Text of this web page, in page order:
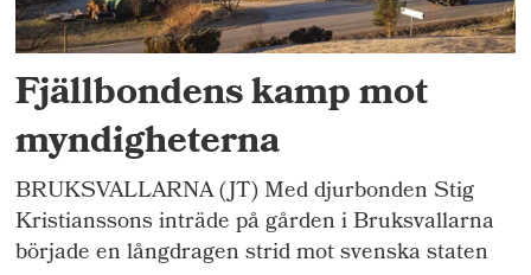
Fjällbondens kamp mot
myndigheterna
BRUKSVALLARNA (JT) Med djurbonden Stig
Kristianssons inträde på gården i Bruksvallarna
började en långdragen strid mot svenska staten